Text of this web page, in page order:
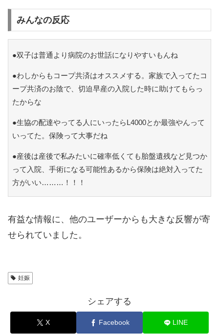
みんなの反応
●双子は普通より病院のお世話になりやすいもんね
●わしからもコープ共済はオススメする。家族で入ってたコ
ープ共済のお陰で、切迫早産の入院した時に助けてもらっ
たからな
●生協の配達やってる人にいったらL4000とか最強やんって
いってた。保険って大事だね
●産後は産後で私みたいに確率低くても胎盤遺残など見つか
って入院、手術になる可能性あるから保険は絶対入ってた
方がいい………！！！
有益な情報に、他のユーザーからも大きな反響が寄
せられていました。
妊娠
シェアする
X Facebook LINE